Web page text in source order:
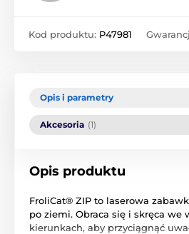
Kod produktu: P47981
Opis i parametry
Akcesoria (1)
Opis produktu
FroliCat® ZIP to laserowa
po ziemi. Obraca się i skręca we
kierunkach, aby przyciągnąć